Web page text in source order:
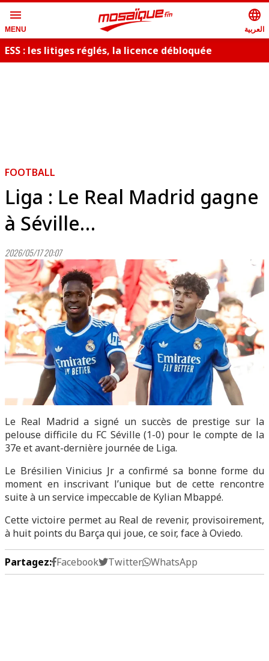
menu
MENU
language
العربية
ESS : les litiges réglés, la licence débloquée
FOOTBALL
Liga : Le Real Madrid gagne
à Séville…
2026/05/17 20:07
Le Real Madrid a signé un succès de prestige sur la
pelouse difficile du FC Séville (1-0) pour le compte de la
37e et avant-dernière journée de Liga.
Le Brésilien Vinicius Jr a confirmé sa bonne forme du
moment en inscrivant l’unique but de cette rencontre
suite à un service impeccable de Kylian Mbappé.
Cette victoire permet au Real de revenir, provisoirement,
à huit points du Barça qui joue, ce soir, face à Oviedo.
Partagez: Facebook Twitter WhatsApp